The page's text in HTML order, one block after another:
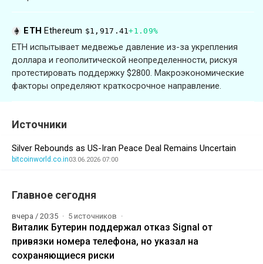
ETHEthereum $1,917.41+1.09%
ETH испытывает медвежье давление из-за укрепления
доллара и геополитической неопределенности, рискуя
протестировать поддержку $2800. Макроэкономические
факторы определяют краткосрочное направление.
Источники
Silver Rebounds as US-Iran Peace Deal Remains Uncertain
bitcoinworld.co.in03.06.2026 07:00
Главное сегодня
вчера / 20:35 5 источников
Виталик Бутерин поддержал отказ Signal от
привязки номера телефона, но указал на
сохраняющиеся риски